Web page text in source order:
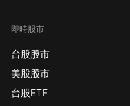
股票，主要集中於能源
(18.5%)和醫療保健
(16.1%)類股。主要持
股包括百時美施貴寶
即時股市
台股股市
美股股市
台股ETF